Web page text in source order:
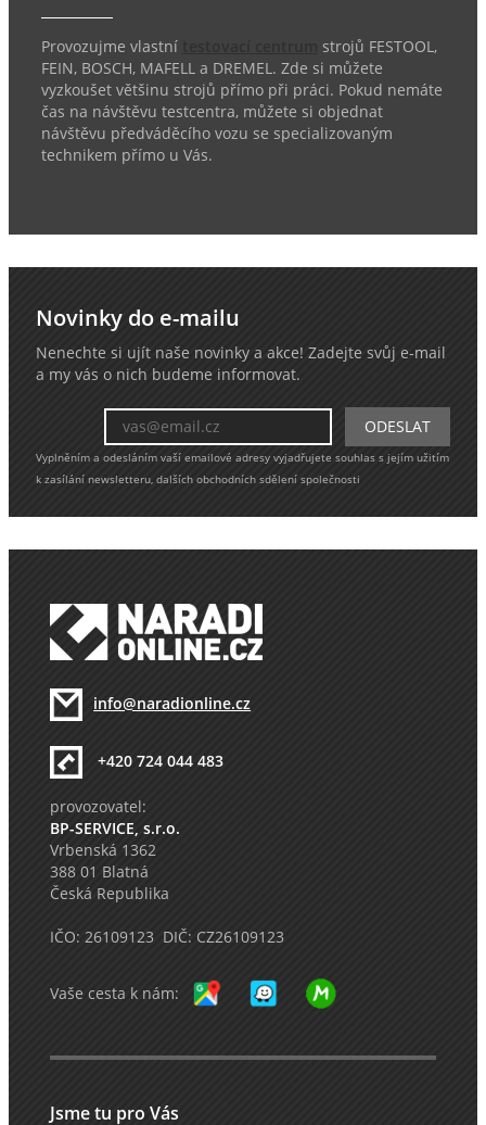
Provozujme vlastní
strojů FESTOOL,
FEIN, BOSCH, MAFELL a DREMEL. Zde si můžete
vyzkoušet většinu strojů přímo při práci. Pokud nemáte
čas na návštěvu testcentra, můžete si objednat
návštěvu předváděcího vozu se specializovaným
technikem přímo u Vás.
Novinky do e-mailu
Nenechte si ujít naše novinky a akce! Zadejte svůj e-mail
a my vás o nich budeme informovat.
Vyplněním a odesláním vaší emailové adresy vyjadřujete souhlas s jejím užitím
k zasílání newsletteru, dalších obchodních sdělení společnosti
info@naradionline.cz
+420 724 044 483
provozovatel:
BP-SERVICE, s.r.o.
Vrbenská 1362
388 01 Blatná
Česká Republika
IČO: 26109123 DIČ: CZ26109123
Vaše cesta k nám:
Jsme tu pro Vás